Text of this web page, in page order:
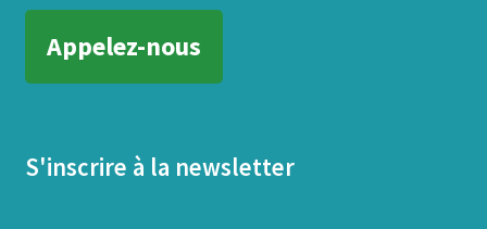
Appelez-nous
S'inscrire à la newsletter